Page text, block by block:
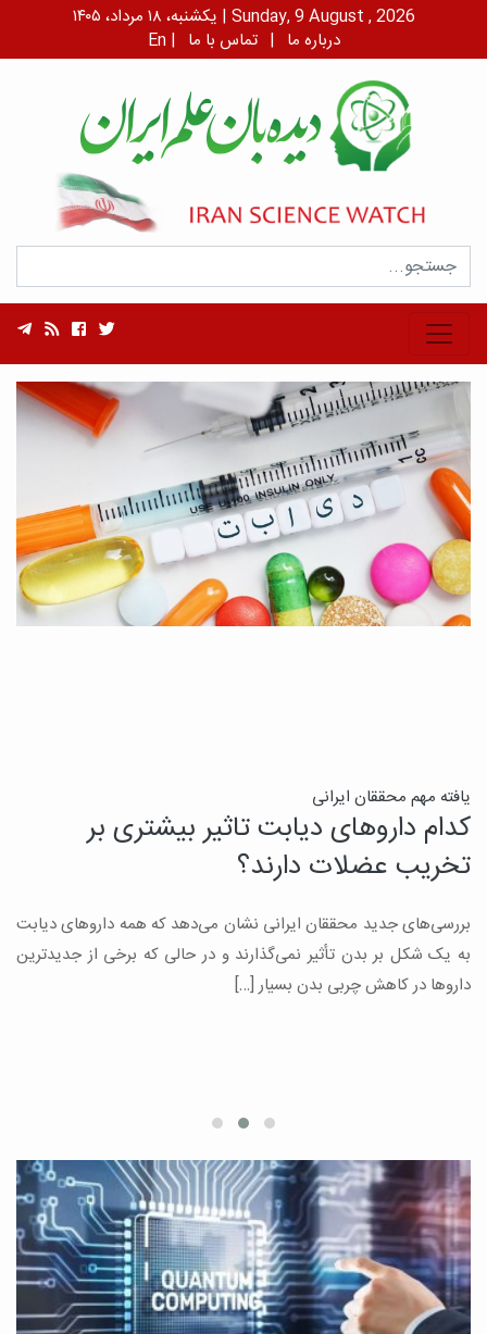
یکشنبه، ۱۸ مرداد، ۱۴۰۵ | Sunday, 9 August , 2026
En | درباره ما | تماس با ما
یافته مهم محققان ایرانی
کدام داروهای دیابت تاثیر بیشتری بر
تخریب عضلات دارند؟
بررسی‌های جدید محققان ایرانی نشان می‌دهد که همه داروهای دیابت
به یک شکل بر بدن تأثیر نمی‌گذارند و در حالی که برخی از جدیدترین
داروها در کاهش چربی بدن بسیار […]